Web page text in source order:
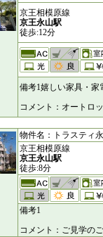
京王相模原線
京王永山駅
徒歩:12分
備考1嬉しい家具・家
コメント：オートロ
物件名：トラスティ
京王相模原線
京王永山駅
徒歩:8分
備考1
コメント：ご見学の